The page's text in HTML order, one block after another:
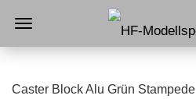
Caster Block Alu Grün Stampede